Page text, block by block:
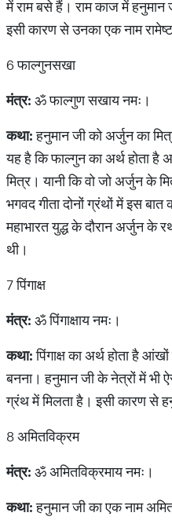
में राम बसे हैं। राम काज में हनुमान
इसी कारण से उनका एक नाम
6 फाल्गुनसखा
मंत्र: ॐ फाल्गुण सखाय नमः।
कथा:हनुमान जी को अर्जुन का
यह है कि फाल्गुन का अर्थ होता है
मित्र। यानी कि वो जो अर्जुन के
भगवद गीता दोनों ग्रंथों में इस
महाभारत युद्ध के दौरान अर्जुन के
थी।
7 पिंगाक्ष
मंत्र: ॐ पिंगाक्षाय नमः।
कथा:पिंगाक्ष का अर्थ होता है
बनना। हनुमान जी के नेत्रों में भी
ग्रंथ में मिलता है। इसी कारण से
8 अमितविक्रम
मंत्र: ॐ अमितविक्रमाय नमः।
कथा:हनुमान जी का एक नाम